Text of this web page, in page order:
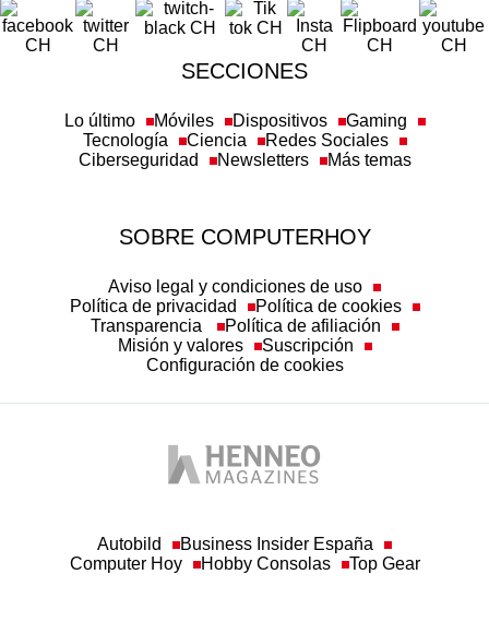
SECCIONES
Lo último Móviles Dispositivos
Gaming
Tecnología
Ciencia
Redes Sociales
Ciberseguridad
Newsletters Más temas
SOBRE COMPUTERHOY
Aviso legal y condiciones de uso
Política de privacidad
Política de cookies
Transparencia
Política de afiliación
Misión y valores
Suscripción
Configuración de cookies
Autobild
Business Insider España
Computer Hoy
Hobby Consolas Top Gear